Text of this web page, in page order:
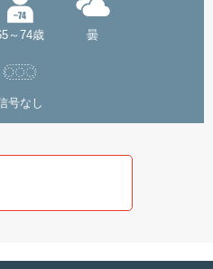
～74歳 曇
号なし